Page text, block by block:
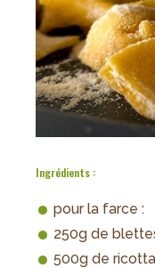
Ingrédients :
pour la farce :
250g de
500g de ricotta